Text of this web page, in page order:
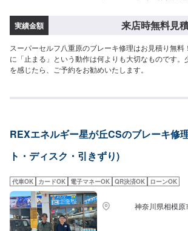
実績金額 来店時無料見
スーパーセルフ八重原のブレーキ修理はお見積り無料
に「止まる」という動作は何よりも大切なものです。
を感じたら、ご予約をお勧めいたします。
REXエネルギー星が丘CSのブレーキ修
ト・ディスク・引きずり)
代車OK カードOK 電子マネーOK QR決済OK ローンOK
神奈川県相模